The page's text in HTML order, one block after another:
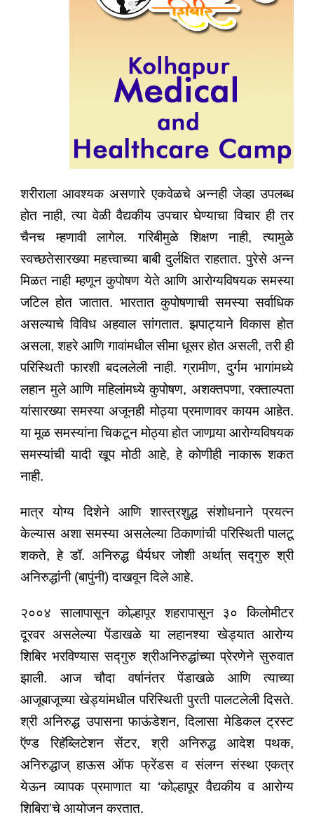
शरीराला आवश्यक असणारे एकवेळचे अन्नही जेव्हा उपलब्ध
होत नाही, त्या वेळी वैद्यकीय उपचार घेण्याचा विचार ही तर
चैनच म्हणावी लागेल. गरिबीमुळे शिक्षण नाही, त्यामुळे
स्वच्छतेसारख्या महत्त्वाच्या बाबी दुर्लक्षित राहतात. पुरेसे अन्न
मिळत नाही म्हणून कुपोषण येते आणि आरोग्यविषयक समस्या
जटिल होत जातात. भारतात कुपोषणाची समस्या सर्वाधिक
असल्याचे विविध अहवाल सांगतात. झपाट्याने विकास होत
असला, शहरे आणि गावांमधील सीमा धूसर होत असली, तरी ही
परिस्थिती फारशी बदललेली नाही. ग्रामीण, दुर्गम भागांमध्ये
लहान मुले आणि महिलांमध्ये कुपोषण, अशक्तपणा, रक्ताल्पता
यांसारख्या समस्या अजूनही मोठ्या प्रमाणावर कायम आहेत.
या मूळ समस्यांना चिकटून मोठ्या होत जाणार्‍या आरोग्यविषयक
समस्यांची यादी खूप मोठी आहे, हे कोणीही नाकारू शकत
नाही.
मात्र योग्य दिशेने आणि शास्त्रशुद्ध संशोधनाने प्रयत्न
केल्यास अशा समस्या असलेल्या ठिकाणांची परिस्थिती पालटू
शकते, हे डॉ. अनिरुद्ध धैर्यधर जोशी अर्थात् सद्गुरु श्री
अनिरुद्धांनी (बापुंनी) दाखवून दिले आहे.
२००४ सालापासून कोल्हापूर शहरापासून ३० किलोमीटर
दूरवर असलेल्या पेंडाखळे या लहानश्या खेड्यात आरोग्य
शिबिर भरविण्यास सद्गुरु श्रीअनिरुद्धांच्या प्रेरणेने सुरुवात
झाली. आज चौदा वर्षानंतर पेंडाखळे आणि त्याच्या
आजूबाजूच्या खेड्यांमधील परिस्थिती पुरती पालटलेली दिसते.
श्री अनिरुद्ध उपासना फाऊंडेशन, दिलासा मेडिकल ट्रस्ट
ऍण्ड रिहॅब्लिटेशन सेंटर, श्री अनिरुद्ध आदेश पथक,
अनिरुद्धाज् हाऊस ऑफ फ्रेंडस व संलग्न संस्था एकत्र
येऊन व्यापक प्रमाणात या ‘कोल्हापूर वैद्यकीय व आरोग्य
शिबिरा’चे आयोजन करतात.